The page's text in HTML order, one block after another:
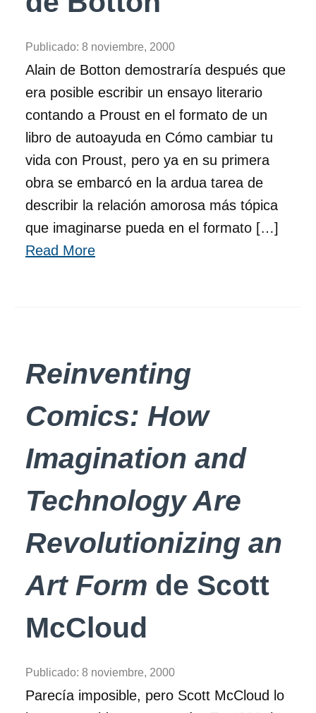
Publicado: 8 noviembre, 2000
Alain de Botton demostraría después que
era posible escribir un ensayo literario
contando a Proust en el formato de un
libro de autoayuda en Cómo cambiar tu
vida con Proust, pero ya en su primera
obra se embarcó en la ardua tarea de
describir la relación amorosa más tópica
que imaginarse pueda en el formato […]
Read More
Reinventing
Comics: How
Imagination and
Technology Are
Revolutionizing an
Art Form de Scott
McCloud
Publicado: 8 noviembre, 2000
Parecía imposible, pero Scott McCloud lo